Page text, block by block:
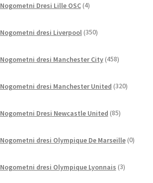
Nogometni Dresi Lille OSC 4izdelki
Nogometni dresi Liverpool 350izdelkov
Nogometni dresi Manchester City 458izdelkov
Nogometni dresi Manchester United 320izdelkov
Nogometni Dresi Newcastle United 85izdelkov
Nogometni dresi Olympique De Marseille 0
Nogometni dresi Olympique Lyonnais 3izdelki